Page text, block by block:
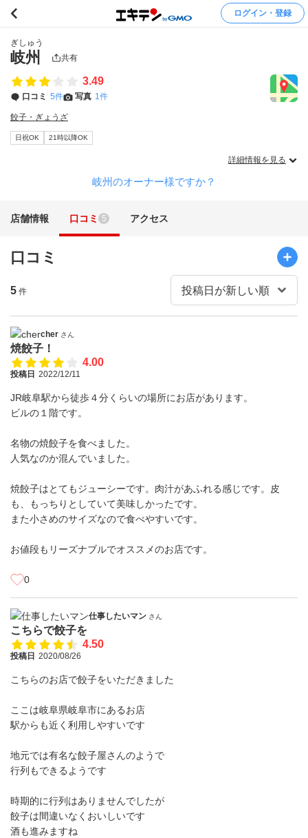
ログイン・登録
ぎしゅう
岐州 共有
3.49
口コミ 5件 写真 1件
餃子・ぎょうざ
日祝OK 21時以降OK
詳細情報を見る
岐州のオーナー様ですか？
店舗情報 口コミ 5 アクセス
口コミ
5 件
cher さん
焼餃子！
4.00
投稿日 2022/12/11
JR岐阜駅から徒歩４分くらいの場所にお店があります。
ビルの１階です。
名物の焼餃子を食べました。
人気なのか混んでいました。
焼餃子はとてもジューシーです。肉汁があふれる感じです。皮
も、もっちりとしていて美味しかったです。
また小さめのサイズなので食べやすいです。
お値段もリーズナブルでオススメのお店です。
0
仕事したいマン さん
こちらで餃子を
4.50
投稿日 2020/08/26
こちらのお店で餃子をいただきました
ここは岐阜県岐阜市にあるお店
駅からも近く利用しやすいです
地元では有名な餃子屋さんのようで
行列もできるようです
時期的に行列はありませんでしたが
餃子は間違いなくおいしいです
酒も進みますね